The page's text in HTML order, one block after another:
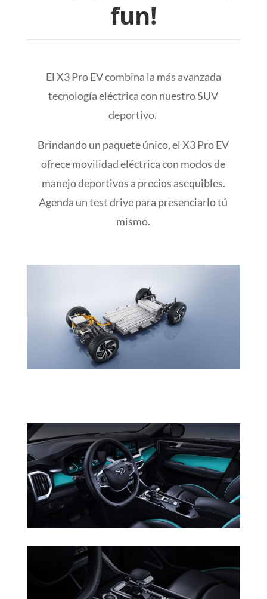
fun!
El X3 Pro EV combina la más avanzada
tecnología eléctrica con nuestro SUV
deportivo.
Brindando un paquete único, el X3 Pro EV
ofrece movilidad eléctrica con modos de
manejo deportivos a precios asequibles.
Agenda un test drive para presenciarlo tú
mismo.